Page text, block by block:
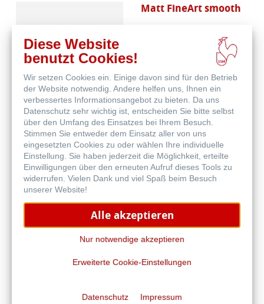
Matt FineArt smooth
Matt FineArt textured
Glossy FineArt
Diese Website
benutzt Cookies!
Wir setzen Cookies ein. Einige davon sind für den Betrieb
der Website notwendig. Andere helfen uns, Ihnen ein
verbessertes Informationsangebot zu bieten. Da uns
Datenschutz sehr wichtig ist, entscheiden Sie bitte selbst
über den Umfang des Einsatzes bei Ihrem Besuch.
Stimmen Sie entweder dem Einsatz aller von uns
eingesetzten Cookies zu oder wählen Ihre individuelle
Einstellung. Sie haben jederzeit die Möglichkeit, erteilte
Einwilligungen über den erneuten Aufruf dieses Tools zu
widerrufen. Vielen Dank und viel Spaß beim Besuch
unserer Website!
Alle akzeptieren
Nur notwendige akzeptieren
Erweiterte Cookie-Einstellungen
Datenschutz Impressum